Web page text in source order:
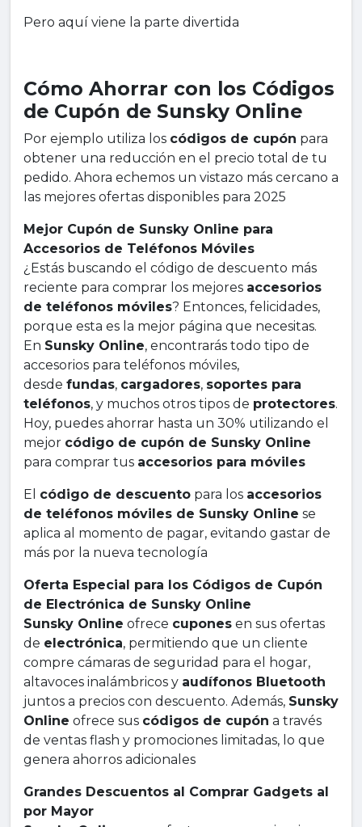
Pero aquí viene la parte divertida
Cómo Ahorrar con los Códigos
de Cupón de Sunsky Online
Por ejemplo utiliza los códigos de cupón para
obtener una reducción en el precio total de tu
pedido. Ahora echemos un vistazo más cercano a
las mejores ofertas disponibles para 2025
Mejor Cupón de Sunsky Online para
Accesorios de Teléfonos Móviles
¿Estás buscando el código de descuento más
reciente para comprar los mejores accesorios
de teléfonos móviles? Entonces, felicidades,
porque esta es la mejor página que necesitas.
En Sunsky Online, encontrarás todo tipo de
accesorios para teléfonos móviles,
desde fundas, cargadores, soportes para
teléfonos, y muchos otros tipos de protectores.
Hoy, puedes ahorrar hasta un 30% utilizando el
mejor código de cupón de Sunsky Online
para comprar tus accesorios para móviles
El código de descuento para los accesorios
de teléfonos móviles de Sunsky Online se
aplica al momento de pagar, evitando gastar de
más por la nueva tecnología
Oferta Especial para los Códigos de Cupón
de Electrónica de Sunsky Online
Sunsky Online ofrece cupones en sus ofertas
de electrónica, permitiendo que un cliente
compre cámaras de seguridad para el hogar,
altavoces inalámbricos y audífonos Bluetooth
juntos a precios con descuento. Además, Sunsky
Online ofrece sus códigos de cupón a través
de ventas flash y promociones limitadas, lo que
genera ahorros adicionales
Grandes Descuentos al Comprar Gadgets al
por Mayor